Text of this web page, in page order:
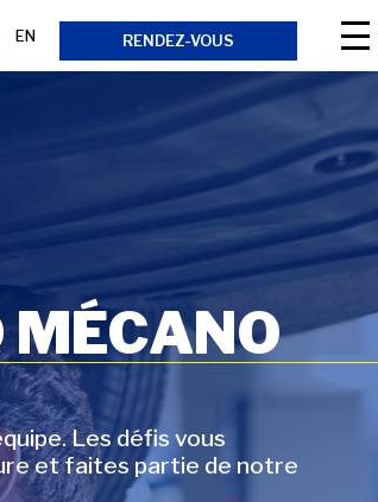
RENDEZ-VOUS
EN
MÉCANO
Les défis vous
et faites partie de notre